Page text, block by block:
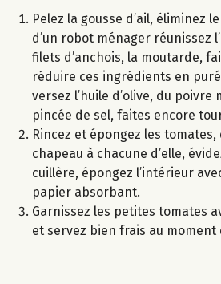
Pelez la gousse d’ail, éliminez
d’un robot ménager réunissez
filets d’anchois, la moutarde,
réduire ces ingrédients en
versez l’huile d’olive, du
pincée de sel, faites encore
Rincez et épongez les tomates,
chapeau à chacune d’elle,
cuillère, épongez l’intérieur
papier absorbant.
Garnissez les petites tomates
et servez bien frais au moment